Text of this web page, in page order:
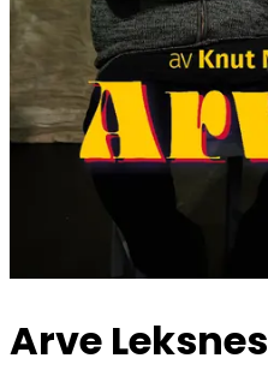
Arve Leksnes